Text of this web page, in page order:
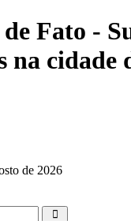
Fato -
na cidade
de 2026